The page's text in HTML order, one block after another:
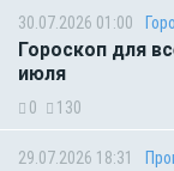
30.07.2026 01:00
Гороскоп для
июля
0 130
29.07.2026 18:31